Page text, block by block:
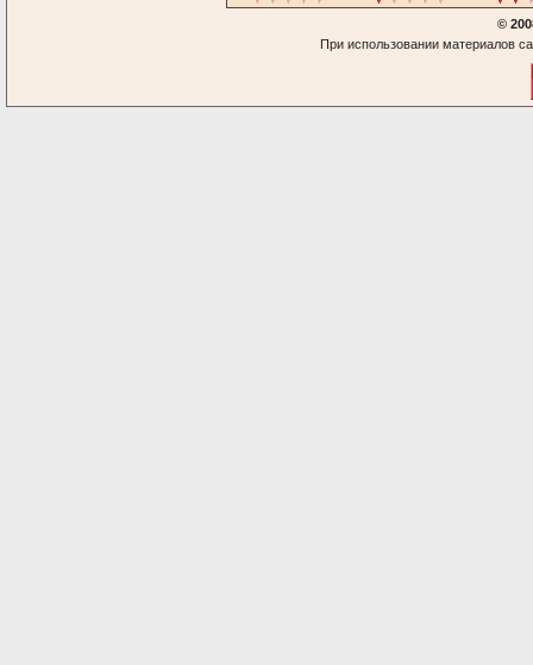
©
При использовании материалов